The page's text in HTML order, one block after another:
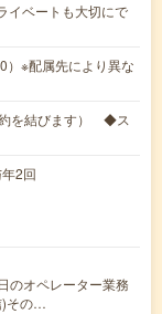
ベートも大切にで
※配属先により異な
約を結びます） ◆ス
2回
のオペレーター業務
)その…